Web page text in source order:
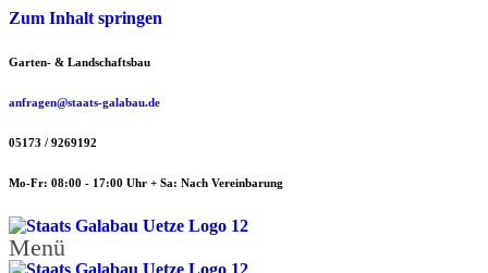
Zum Inhalt springen
Garten- & Landschaftsbau
anfragen@staats-galabau.de
05173 / 9269192
Mo-Fr: 08:00 - 17:00 Uhr + Sa: Nach Vereinbarung
Menü